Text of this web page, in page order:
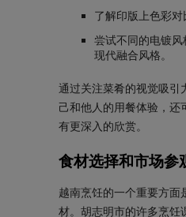
了解印版上色彩对
尝试不同的电镀
现代融合风格。
通过关注菜肴的视觉吸引
己和他人的用餐体验，还
有更深入的欣赏。
食材选择和市场参
越南烹饪的一个重要方面
材。胡志明市的许多烹饪